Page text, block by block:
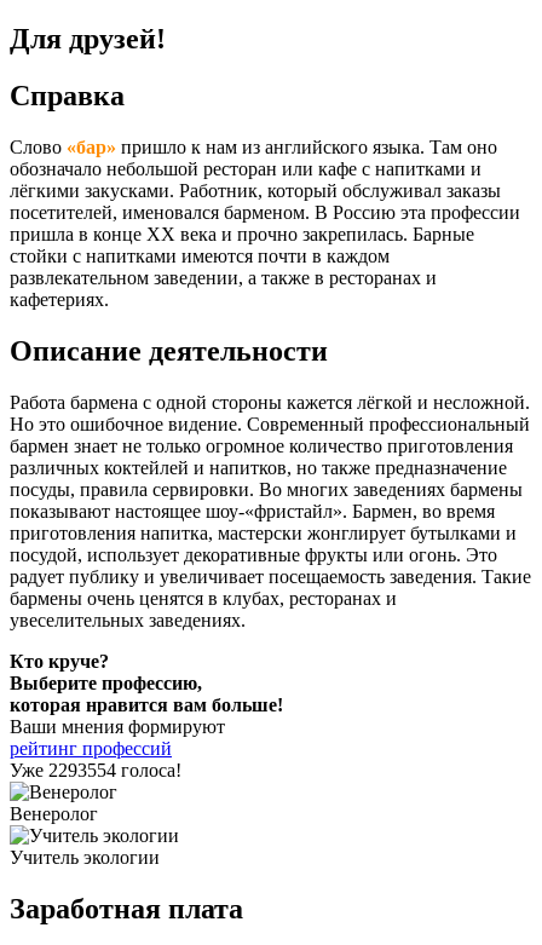
Для друзей!
Справка
Слово «бар» пришло к нам из английского языка. Там оно
обозначало небольшой ресторан или кафе с напитками и
лёгкими закусками. Работник, который обслуживал заказы
посетителей, именовался барменом. В Россию эта профессии
пришла в конце XX века и прочно закрепилась. Барные
стойки с напитками имеются почти в каждом
развлекательном заведении, а также в ресторанах и
кафетериях.
Описание деятельности
Работа бармена с одной стороны кажется лёгкой и несложной.
Но это ошибочное видение. Современный профессиональный
бармен знает не только огромное количество приготовления
различных коктейлей и напитков, но также предназначение
посуды, правила сервировки. Во многих заведениях бармены
показывают настоящее шоу-«фристайл». Бармен, во время
приготовления напитка, мастерски жонглирует бутылками и
посудой, использует декоративные фрукты или огонь. Это
радует публику и увеличивает посещаемость заведения. Такие
бармены очень ценятся в клубах, ресторанах и
увеселительных заведениях.
Кто круче?
Выберите профессию,
которая нравится вам больше!
Ваши мнения формируют
рейтинг профессий
Уже 2293554 голоса!
Венеролог
Учитель экологии
Заработная плата